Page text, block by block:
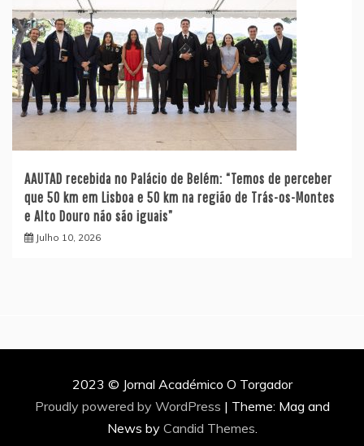
AAUTAD recebida no Palácio de Belém: “Temos de perceber
que 50 km em Lisboa e 50 km na região de Trás-os-Montes
e Alto Douro não são iguais”
Julho 10, 2026
2023 © Jornal Académico O Torgador
Proudly powered by WordPress | Theme: Mag and
News by Candid Themes.